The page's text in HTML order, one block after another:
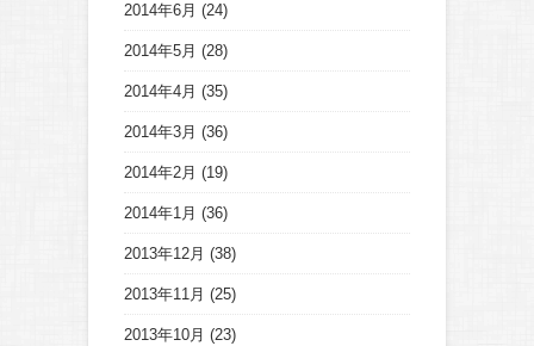
2014年6月 (24)
2014年5月 (28)
2014年4月 (35)
2014年3月 (36)
2014年2月 (19)
2014年1月 (36)
2013年12月 (38)
2013年11月 (25)
2013年10月 (23)